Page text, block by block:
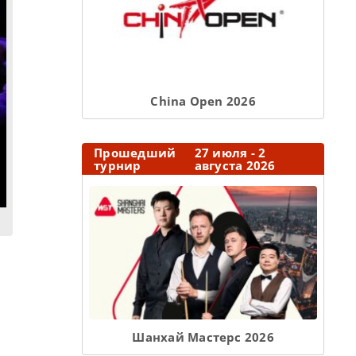
Сhina Open 2026
Прошедший
турнир
27 июля - 2
августа 2026
Шанхай Мастерс 2026